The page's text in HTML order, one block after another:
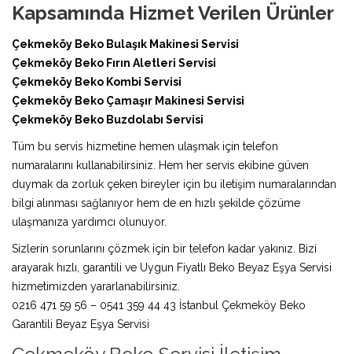
Kapsamında Hizmet Verilen Ürünler
Çekmeköy Beko Bulaşık Makinesi Servisi
Çekmeköy Beko Fırın Aletleri Servisi
Çekmeköy Beko Kombi Servisi
Çekmeköy Beko Çamaşır Makinesi Servisi
Çekmeköy Beko Buzdolabı Servisi
Tüm bu servis hizmetine hemen ulaşmak için telefon
numaralarını kullanabilirsiniz. Hem her servis ekibine güven
duymak da zorluk çeken bireyler için bu iletişim numaralarından
bilgi alınması sağlanıyor hem de en hızlı şekilde çözüme
ulaşmanıza yardımcı olunuyor.
Sizlerin sorunlarını çözmek için bir telefon kadar yakınız. Bizi
arayarak hızlı, garantili ve Uygun Fiyatlı Beko Beyaz Eşya Servisi
hizmetimizden yararlanabilirsiniz.
0216 471 59 56 – 0541 359 44 43 İstanbul Çekmeköy Beko
Garantili Beyaz Eşya Servisi